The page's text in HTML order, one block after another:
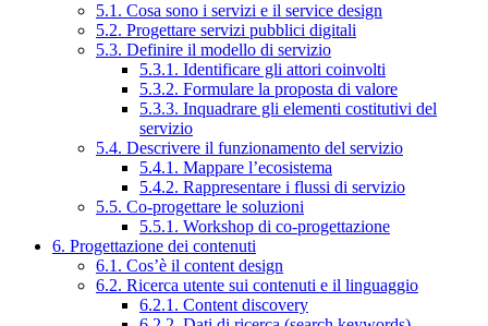
5.1. Cosa sono i servizi e il service design
5.2. Progettare servizi pubblici digitali
5.3. Definire il modello di servizio
5.3.1. Identificare gli attori coinvolti
5.3.2. Formulare la proposta di valore
5.3.3. Inquadrare gli elementi costitutivi del
servizio
5.4. Descrivere il funzionamento del servizio
5.4.1. Mappare l’ecosistema
5.4.2. Rappresentare i flussi di servizio
5.5. Co-progettare le soluzioni
5.5.1. Workshop di co-progettazione
6. Progettazione dei contenuti
6.1. Cos’è il content design
6.2. Ricerca utente sui contenuti e il linguaggio
6.2.1. Content discovery